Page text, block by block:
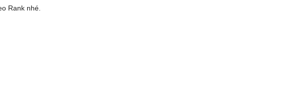
Rank nhé.